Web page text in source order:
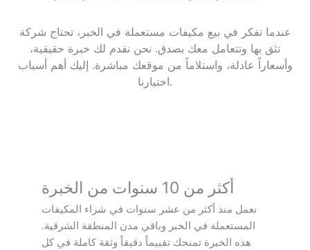
عندما تفكر في بيع مكيفات مستعملة في الخبر، تحتاج شركة
تثق بها وتتعامل معك بصدق. نحن نقدم لك خبرة حقيقية،
وأسعاراً عادلة، واستلاماً من موقعك مباشرة. إليك أهم أسباب
اختيارنا.
أكثر من 10 سنوات من الخبرة
نعمل منذ أكثر من عشر سنوات في شراء المكيفات
المستعملة في الخبر وباقي مدن المنطقة الشرقية.
هذه الخبرة تمنحك تقييماً دقيقاً وثقة كاملة في كل